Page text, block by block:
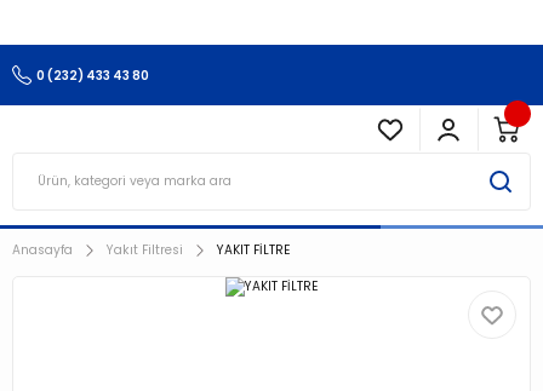
0 (232) 433 43 80
Anasayfa Yakıt Filtresi YAKIT FİLTRE